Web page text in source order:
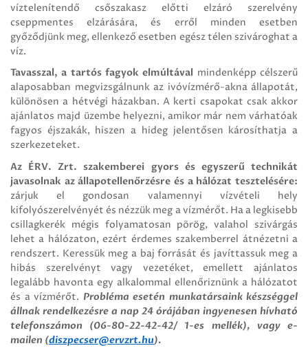
víztelenítendő csőszakasz előtti elzáró szerelvény
cseppmentes elzárására, és erről minden esetben
győződjünk meg, ellenkező esetben egész télen szivároghat a
víz.
Tavasszal, a tartós fagyok elmúltával mindenképp célszerű
alaposabban megvizsgálnunk az ivóvízmérő-akna állapotát,
különösen a hétvégi házakban. A kerti csapokat csak akkor
ajánlatos majd üzembe helyezni, amikor már nem várhatóak
fagyos éjszakák, hiszen a hideg jelentősen károsíthatja a
szerkezeteket.
Az ÉRV. Zrt. szakemberei gyors és egyszerű technikát
javasolnak az állapotellenőrzésre és a hálózat tesztelésére:
zárjuk el gondosan valamennyi vízvételi hely
kifolyószerelvényét és nézzük meg a vízmérőt. Ha a legkisebb
csillagkerék mégis folyamatosan pörög, valahol szivárgás
lehet a hálózaton, ezért érdemes szakemberrel átnézetni a
rendszert. Keressük meg a baj forrását és javíttassuk meg a
hibás szerelvényt vagy vezetéket, emellett ajánlatos
legalább havonta egy alkalommal ellenőriznünk a hálózatot
és a vízmérőt. Probléma esetén munkatársaink készséggel
állnak rendelkezésre a nap 24 órájában ingyenesen hívható
telefonszámon (06-80-22-42-42/ 1-es mellék), vagy e-
mailen (diszpecser@ervzrt.hu).